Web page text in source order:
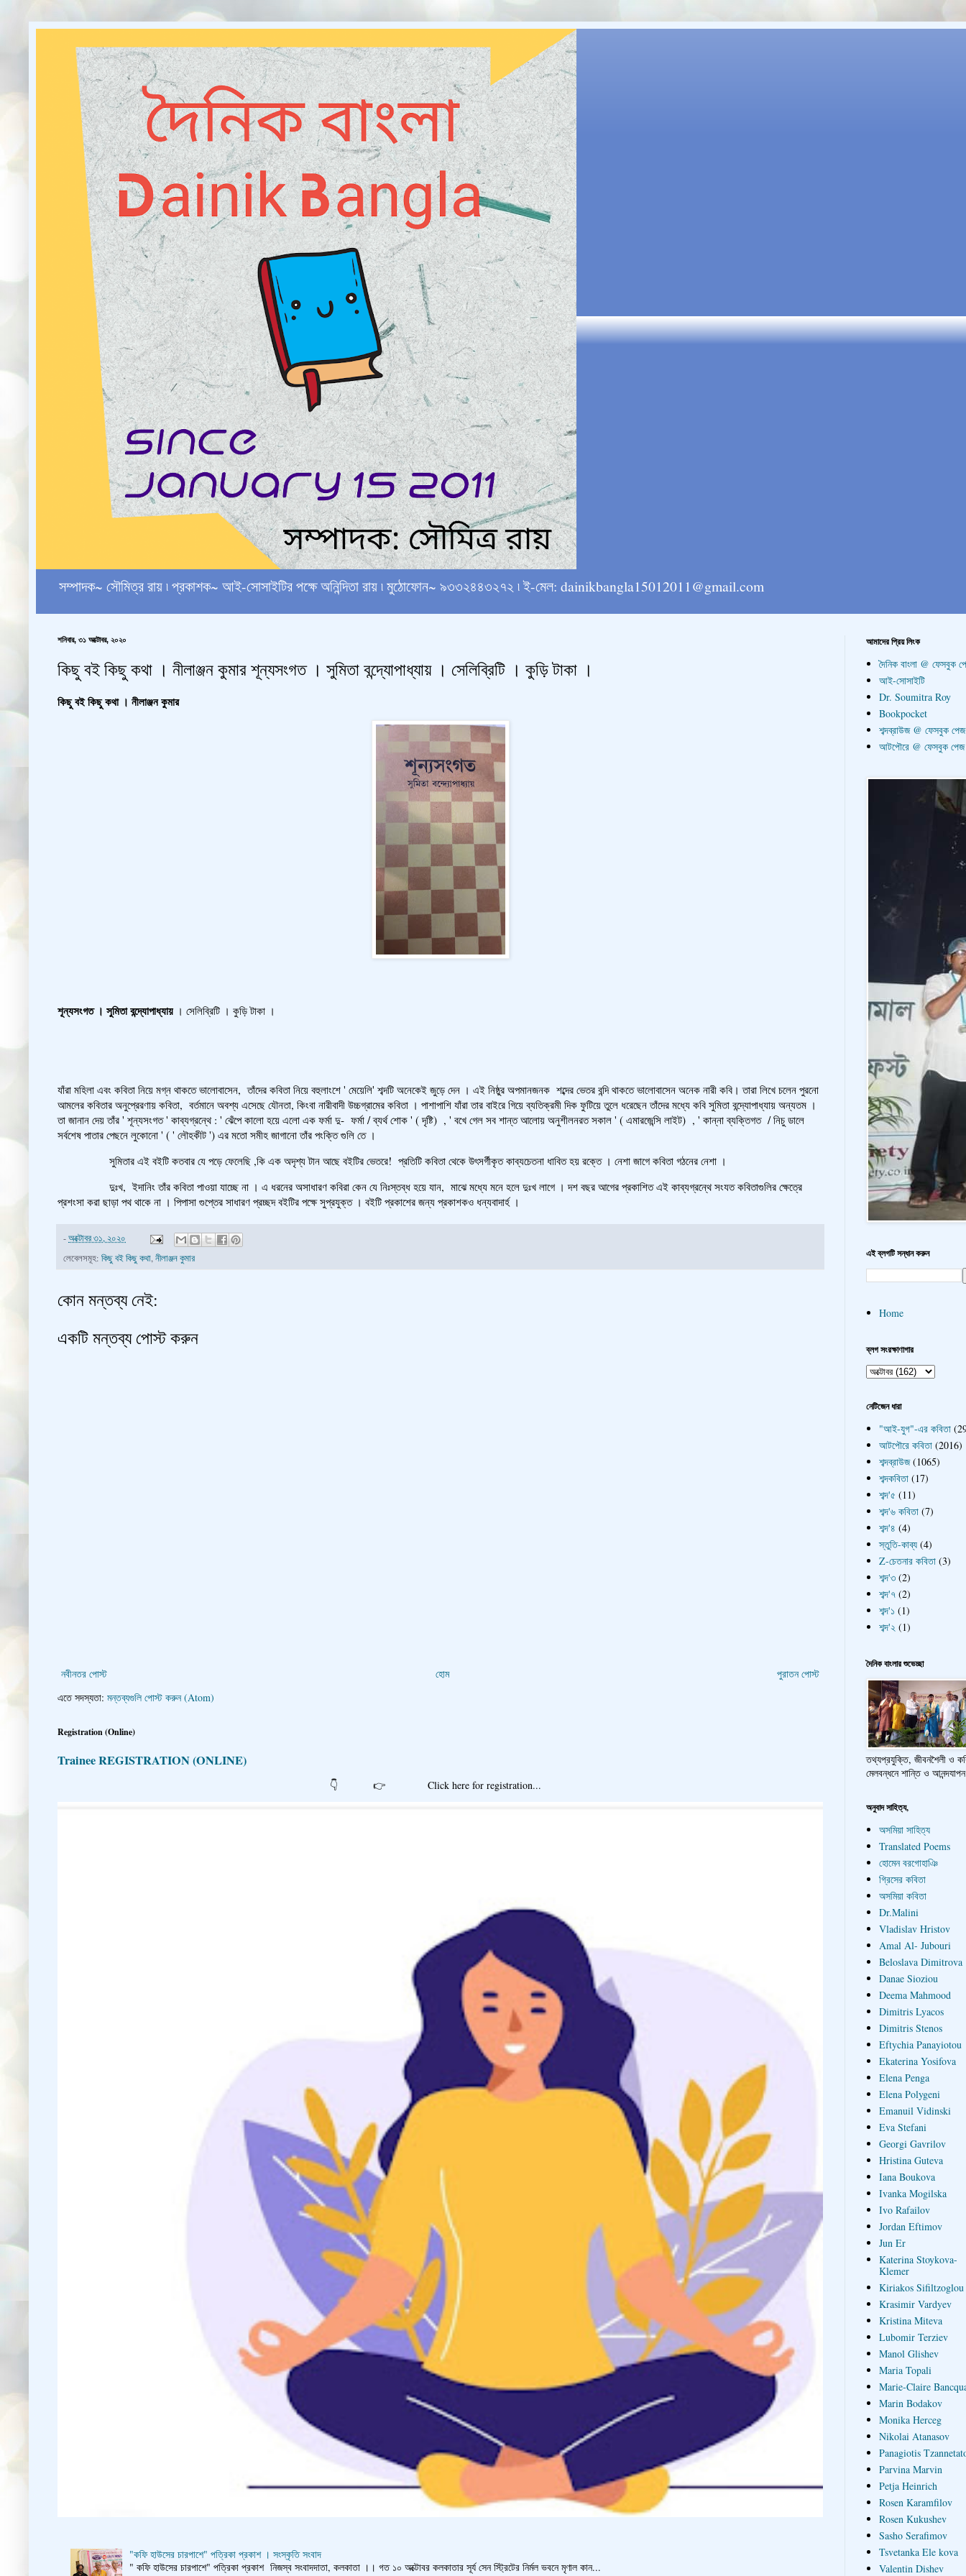
সম্পাদক~ সৌমিত্র রায় ৷ প্রকাশক~ আই-সোসাইটির পক্ষে অনিন্দিতা রায় ৷ মুঠোফোন~ ৯৩৩২৪৪৩২৭২ ৷ ই-মেল: dainikbangla15012011@gmail.com
শনিবার, ৩১ অক্টোবর, ২০২০
কিছু বই কিছু কথা । নীলাঞ্জন কুমার শূন্যসংগত । সুমিতা বন্দ্যোপাধ্যায় । সেলিব্রিটি । কুড়ি টাকা ।
কিছু বই কিছু কথা । নীলাঞ্জন কুমার
শূন্যসংগত । সুমিতা বন্দ্যোপাধ্যায়। সেলিব্রিটি । কুড়ি টাকা ।
যাঁরা মহিলা এবং কবিতা নিয়ে মগ্ন থাকতে ভালোবাসেন, তাঁদের কবিতা নিয়ে বহুলাংশে ' মেয়েলি' শব্দটি অনেকেই জুড়ে দেন । এই নিষ্ঠুর অপমানজনক শব্দের ভেতর বন্দি থাকতে ভালোবাসেন অনেক নারী কবি। তারা লিখে চলেন পুরনো
আমলের কবিতার অনুপ্রেরণায় কবিতা, বর্তমানে অবশ্য এসেছে যৌনতা, কিংবা নারীবাদী উচ্চগ্রামের কবিতা । পাশাপাশি যাঁরা তার বাইরে গিয়ে ব্যতিক্রমী দিক ফুটিয়ে তুলে ধরেছেন তাঁদের মধ্যে কবি সুমিতা বন্দ্যোপাধ্যায় অন্যতম ।
তা জানান দেয় তাঁর ' শূন্যসংগত ' কাব্যগ্রন্থে : ' ঝেঁপে কালো হয়ে এলো এক ফর্মা দু- ফর্মা / ব্যর্থ শোক ' ( দৃষ্টি) , ' বখে গেল সব শান্ত আলোয় অনুশীলনরত সকাল ' ( এমারজেন্সি লাইট) , ' কান্না ব্যক্তিগত / নিচু ডালে
সর্বশেষ পাতার পেছনে লুকোনো ' ( ' লৌহকীট ') এর মতো সমীহ জাগানো তাঁর পংক্তি গুলি তে ।
সুমিতার এই বইটি কতবার যে পড়ে ফেলেছি ,কি এক অদৃশ্য টান আছে বইটির ভেতরে! প্রতিটি কবিতা থেকে উৎসর্গীকৃত কাব্যচেতনা ধাবিত হয় রক্তে । নেশা জাগে কবিতা গঠনের নেশা ।
দুঃখ, ইদানিং তাঁর কবিতা পাওয়া যাচ্ছে না । এ ধরনের অসাধারণ কবিরা কেন যে নিঃস্তব্ধ হয়ে যান, মাঝে মধ্যে মনে হলে দুঃখ লাগে । দশ বছর আগের প্রকাশিত এই কাব্যগ্রন্থে সংযত কবিতাগুলির ক্ষেত্রে
প্রশংসা করা ছাড়া পথ থাকে না । পিপাসা গুপ্তের সাধারণ প্রচ্ছদ বইটির পক্ষে সুপ্রযুক্ত । বইটি প্রকাশের জন্য প্রকাশকও ধন্যবাদার্হ ।
-অক্টোবর ৩১, ২০২০
লেবেলসমূহ: কিছু বই কিছু কথা,নীলাঞ্জন কুমার
কোন মন্তব্য নেই:
একটি মন্তব্য পোস্ট করুন
নবীনতর পোস্ট পুরাতন পোস্ট
হোম
এতে সদস্যতা: মন্তব্যগুলি পোস্ট করুন (Atom)
Registration (Online)
Trainee REGISTRATION (ONLINE)
👇 👉 Click here for registration...
"কফি হাউসের চারপাশে" পত্রিকা প্রকাশ । সংস্কৃতি সংবাদ
" কফি হাউসের চারপাশে" পত্রিকা প্রকাশ নিজস্ব সংবাদদাতা, কলকাতা ।। গত ১০ অক্টোবর কলকাতার সূর্য সেন স্ট্রিটের নির্মল ভবনে মৃণাল কান...
আমাদের প্রিয় লিংক
দৈনিক বাংলা @ ফেসবুক
আই-সোসাইটি
Dr. Soumitra Roy
Bookpocket
শব্দব্রাউজ @ ফেসবুক পেজ
আটপৌরে @ ফেসবুক পেজ
এই ব্লগটি সন্ধান করুন
Home
ব্লগ সংরক্ষাণাগার
নেটিজেন ধারা
"আই-যুগ"-এর কবিতা
আটপৌরে কবিতা (2016)
শব্দব্রাউজ (1065)
শব্দকবিতা (17)
শব্দ'৫ (11)
শব্দ'৬ কবিতা (7)
শব্দ'৪ (4)
স্তুতি-কাব্য (4)
Z-চেতনার কবিতা (3)
শব্দ'৩ (2)
শব্দ'৭ (2)
শব্দ'১ (1)
শব্দ'২ (1)
দৈনিক বাংলার শুভেচ্ছা
তথ্যপ্রযুক্তি, জীবনশৈলী ও
মেলবন্ধনে শান্তি ও আনন্দযাপন
অনুবাদ সাহিত্য,
অসমিয়া সাহিত্য
Translated Poems
হোমেন বরগোহাঞি
গ্রিসের কবিতা
অসমিয়া কবিতা
Dr.Malini
Vladislav Hristov
Amal Al- Jubouri
Beloslava Dimitrova
Danae Sioziou
Deema Mahmood
Dimitris Lyacos
Dimitris Stenos
Eftychia Panayiotou
Ekaterina Yosifova
Elena Penga
Elena Polygeni
Emanuil Vidinski
Eva Stefani
Georgi Gavrilov
Hristina Guteva
Iana Boukova
Ivanka Mogilska
Ivo Rafailov
Jordan Eftimov
Jun Er
Katerina Stoykova-
Klemer
Kiriakos Sifiltzoglou
Krasimir Vardyev
Kristina Miteva
Lubomir Terziev
Manol Glishev
Maria Topali
Marie-Claire
Marin Bodakov
Monika Herceg
Nikolai Atanasov
Panagiotis
Parvina Marvin
Petja Heinrich
Rosen Karamfilov
Rosen Kukushev
Sasho Serafimov
Tsvetanka Ele kova
Valentin Dishev